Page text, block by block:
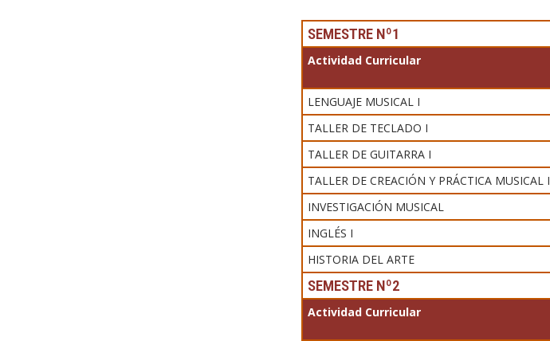
SEMESTRE Nº1
Actividad Curricular
LENGUAJE MUSICAL I
TALLER DE TECLADO I
TALLER DE GUITARRA I
TALLER DE CREACIÓN Y PRÁCTICA MUSICAL I
INVESTIGACIÓN MUSICAL
INGLÉS I
HISTORIA DEL ARTE
SEMESTRE Nº2
Actividad Curricular